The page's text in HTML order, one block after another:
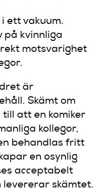
ett vakuum.
på kvinnliga
motsvarighet
är
Skämt om
till att en komiker
kollegor,
behandlas fritt
en osynlig
acceptabelt
levererar skämtet.